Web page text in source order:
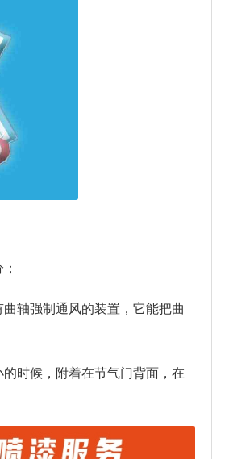
轴强制通风的装置，它能把曲
时候，附着在节气门背面，在